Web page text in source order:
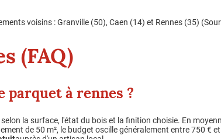
voisins : Granville (50), Caen (14) et Rennes (35)
(FAQ)
parquet à rennes ?
la surface, l'état du bois et la finition choisie. En
de 50 m², le budget oscille généralement entre 750 €